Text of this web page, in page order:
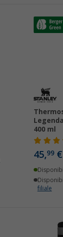
400 ml
45,99 €
filiale